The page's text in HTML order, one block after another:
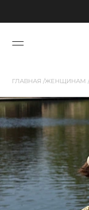
ГЛАВНАЯ ЖЕНЩИНАМ